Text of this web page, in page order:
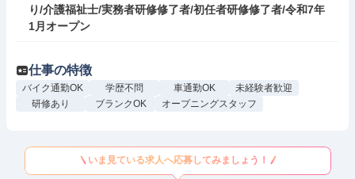
り/介護福祉士/実務者研修修了者/初任者研修修了者/令和7年
1月オープン
仕事の特徴
バイク通勤OK 学歴不問 車通勤OK
未経験者歓迎
研修あり
ブランクOK オープニングスタッフ
いま見ている求人へ応募してみましょう！